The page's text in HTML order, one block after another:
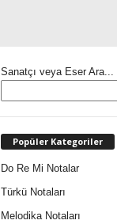
Sanatçı veya Eser Ara...
Popüler Kategoriler
Do Re Mi Notalar
Türkü Notaları
Melodika Notaları